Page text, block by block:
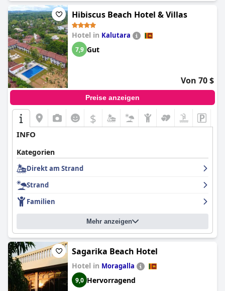
Hibiscus Beach Hotel & Villas
Hotel in Kalutara
7,9 Gut
Von 70 $
Preise anzeigen
$
INFO
Kategorien
Direkt am Strand
Strand
Familien
Mehr anzeigen
Sagarika Beach Hotel
Hotel in Moragalla
9,0 Hervorragend